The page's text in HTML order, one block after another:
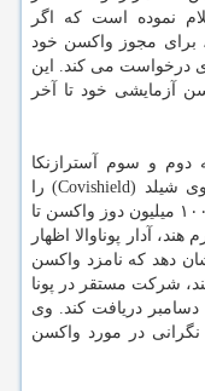
نموده است که اگر
موثر باشد، برای مجوز واکسن خود
درخواست می کند. این
دوز واکسن آزمایشی خود تا آخر
و سوم آسترازنکا
(AstraZeneca) دانشگاه آکسفورد به نام کووی شیلد (Covishield) را
انجام می دهد، اعلام نمود که هدف آن تولید ۱۰۰ میلیون دوز واکسن تا
آدار پوناوالا اظهار
دهد که نامزد واکسن
شرکت مستقر در پونا
دریافت کند. وی
نگرانی در مورد واکسن